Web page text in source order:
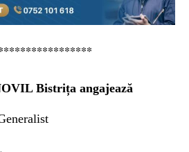
Bistrița angajează